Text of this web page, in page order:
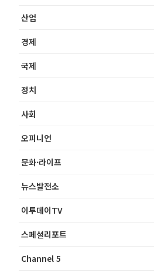
산업
경제
국제
정치
사회
오피니언
문화·라이프
뉴스발전소
이투데이TV
스페셜리포트
Channel 5